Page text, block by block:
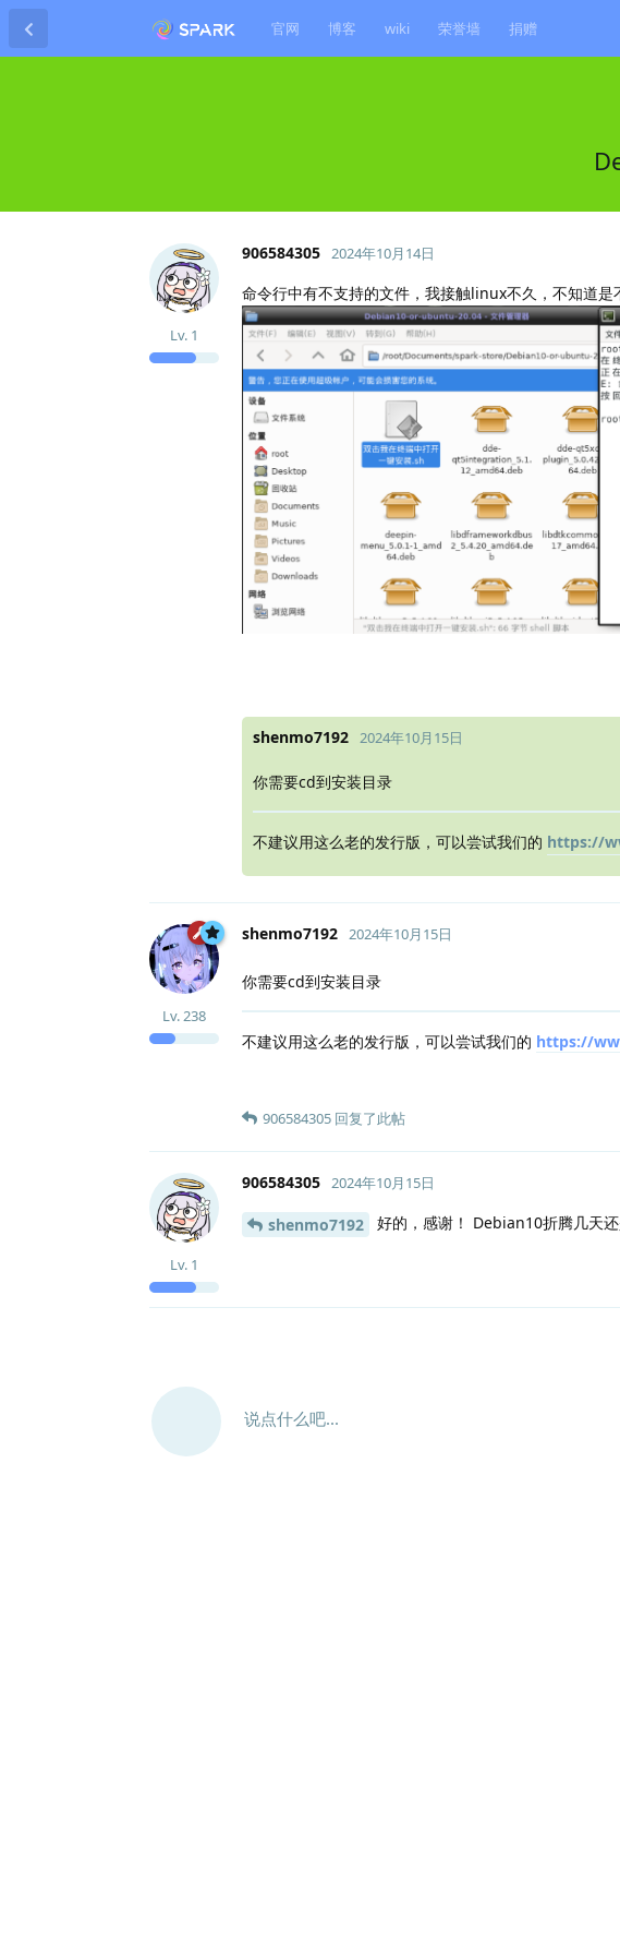
官网 博客 wiki 荣誉墙 捐赠
906584305
Lv. 1
2024年10月14日
命令行中有不支持的文件，我接触linux不久，不知道是
shenmo7192 2024年10月15日
你需要cd到安装目录
不建议用这么老的发行版，可以尝试我们的 https://
shenmo7192
Lv.238
2024年10月15日
你需要cd到安装目录
不建议用这么老的发行版，可以尝试我们的 https://
906584305 回复了此帖
906584305
Lv. 1
2024年10月15日
shenmo7192 好的，感谢！ Debian10折腾几天
说点什么吧...